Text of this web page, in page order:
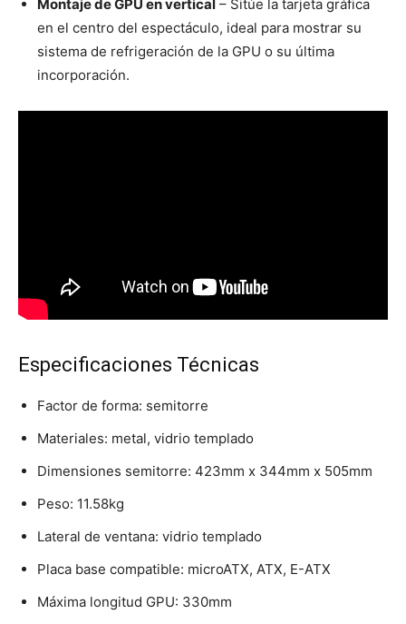
Montaje de GPU en vertical – Sitúe la tarjeta gráfica
en el centro del espectáculo, ideal para mostrar su
sistema de refrigeración de la GPU o su última
incorporación.
Especificaciones Técnicas
Factor de forma: semitorre
Materiales: metal, vidrio templado
Dimensiones semitorre: 423mm x 344mm x 505mm
Peso: 11.58kg
Lateral de ventana: vidrio templado
Placa base compatible: microATX, ATX, E-ATX
Máxima longitud GPU: 330mm